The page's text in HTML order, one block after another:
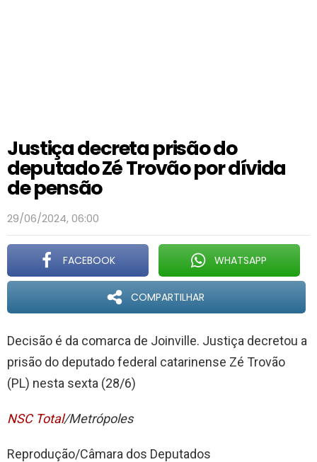
Justiça decreta prisão do
deputado Zé Trovão por dívida
de pensão
29/06/2024, 06:00
FACEBOOK WHATSAPP
COMPARTILHAR
Decisão é da comarca de Joinville. Justiça decretou a
prisão do deputado federal catarinense Zé Trovão
(PL) nesta sexta (28/6)
NSC Total/Metrópoles
Reprodução/Câmara dos Deputados